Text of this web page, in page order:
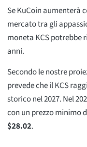
Se KuCoin aumenterà
mercato tra gli
moneta KCS potrebbe
anni.
Secondo le nostre
prevede che il KCS
storico nel 2027. Nel
con un prezzo minimo
$28.02.